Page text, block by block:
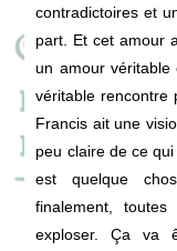
contradictoires et
part. Et cet amour
un amour véritable
véritable rencontre
Francis ait une
peu claire de ce
est quelque
finalement,
exploser. Ça va